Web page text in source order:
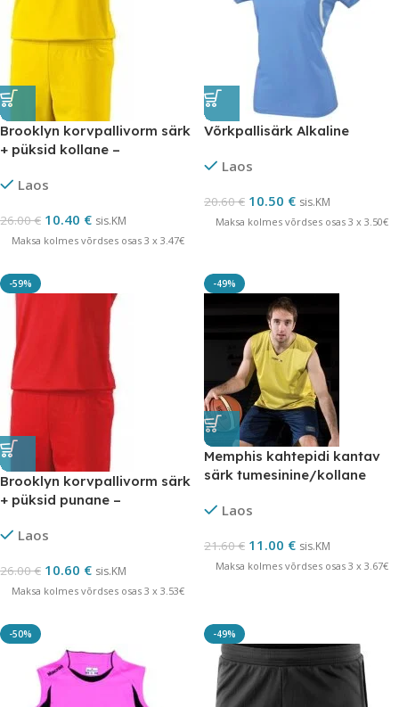
Brooklyn korvpallivorm särk
+ püksid kollane –
Laos
26.00€ 10.40 € sis.KM
Maksa kolmes võrdses osas 3 x 3.47€
Võrkpallisärk Alkaline
Laos
20.60€ 10.50 € sis.KM
Maksa kolmes võrdses osas 3 x 3.50€
-59%
Brooklyn korvpallivorm särk
+ püksid punane –
Laos
26.00€ 10.60 € sis.KM
Maksa kolmes võrdses osas 3 x 3.53€
-49%
Memphis kahtepidi kantav
särk tumesinine/kollane
Laos
21.60€ 11.00 € sis.KM
Maksa kolmes võrdses osas 3 x 3.67€
-50% -49%